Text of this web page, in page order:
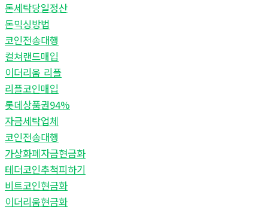
돈세탁당일정산
돈믹싱방법
코인전송대행
컬쳐랜드매입
이더리움 리플
리플코인매입
롯데상품권94%
자금세탁업체
코인전송대행
가상화폐자금현금화
테더코인추척피하기
비트코인현금화
이더리움현금화